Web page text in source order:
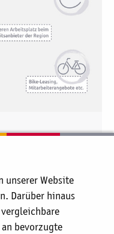
auf einen
unserer Website
Darüber hinaus
bevorzugte